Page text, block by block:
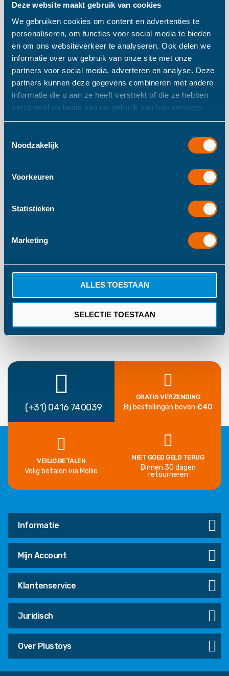
Deze website maakt gebruik van cookies
We gebruiken cookies om content en advertenties te
personaliseren, om functies voor social media te bieden
en om ons websiteverkeer te analyseren. Ook delen we
informatie over uw gebruik van onze site met onze
partners voor social media, adverteren en analyse. Deze
partners kunnen deze gegevens combineren met andere
informatie die u aan ze heeft verstrekt of die ze hebben
verzameld op basis van uw gebruik van hun services.
Noodzakelijk
Voorkeuren
Statistieken
Marketing
ALLES TOESTAAN
SELECTIE TOESTAAN
Tryco Bobbie
Balance Bike Pink
Deze loopfiets is licht van gewicht en compact waardoor
je hem gemakkelijk overal mee naar toe kunt nemen.
informatie
1 Jaar Fabrieksgarantie
(+31) 0416 740039
GRATIS VERZENDING
Bij bestellingen boven €40
VEILIG BETALEN
Velig betalen via Mollie
NIET GOED GELD TERUG
Binnen 30 dagen
retourneren
Informatie
Mijn Account
Klantenservice
Juridisch
Over Plustoys